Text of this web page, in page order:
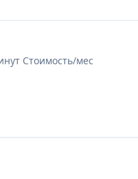
Стоимость/мес